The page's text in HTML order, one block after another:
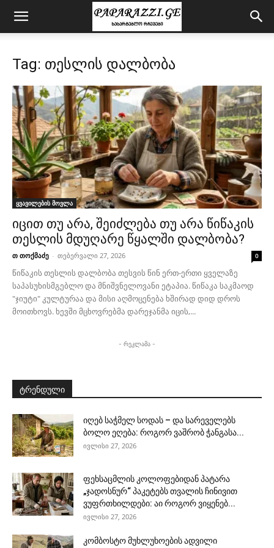
Tag: თესლის დალბობა
ყვავილების მოვლა
იცით თუ არა, შეიძლება თუ არა წიწაკის
თესლის მდუღარე წყალში დალბობა?
თ თოქმაძე - თებერვალი 27, 2026 0
წიწაკის თესლის დალბობა თესვის წინ ერთ-ერთი ყველაზე
საპასუხისმგებლო და მნიშვნელოვანი ეტაპია. წიწაკა საკმაოდ
"ჯიუტი" კულტურაა და მისი აღმოცენება ხშირად დიდ დროს
მოითხოვს. ხევში მცხოვრებმა დარეჯანმა იცის,...
- რეკლამა -
ტრენდული
იღებ საჭმელ სოდას – და სარეველებს
ბოლო ეღება: როგორ ვაშრობ ჭანგასა...
ივლისი 27, 2026
ფეხსაცმლის კოლოფებიდან პატარა
„ჯადოსნურ“ პაკეტებს თვალის ჩინივით
ვუფრთხილდები: აი როგორ ვიყენებ...
ივლისი 27, 2026
კომბოსტო მუხლუხოების ადვილი